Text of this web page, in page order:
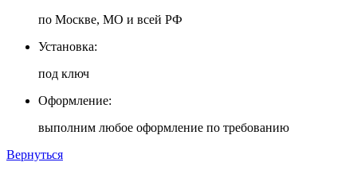
по Москве, МО и всей РФ
Установка:
под ключ
Оформление:
выполним любое оформление по требованию
Вернуться